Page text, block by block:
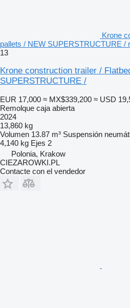
Krone
pallets / NEW SUPERSTRUCTURE /
13
Krone construction trailer /
SUPERSTRUCTURE /
EUR 17,000 ≈ MX$339,200 ≈ USD
Remolque caja abierta
2024
13,860 kg
Volumen 13.87 m³ Suspensión
4,140 kg Ejes 2
Polonia, Krakow
CIEZAROWKI.PL
Contacte con el vendedor